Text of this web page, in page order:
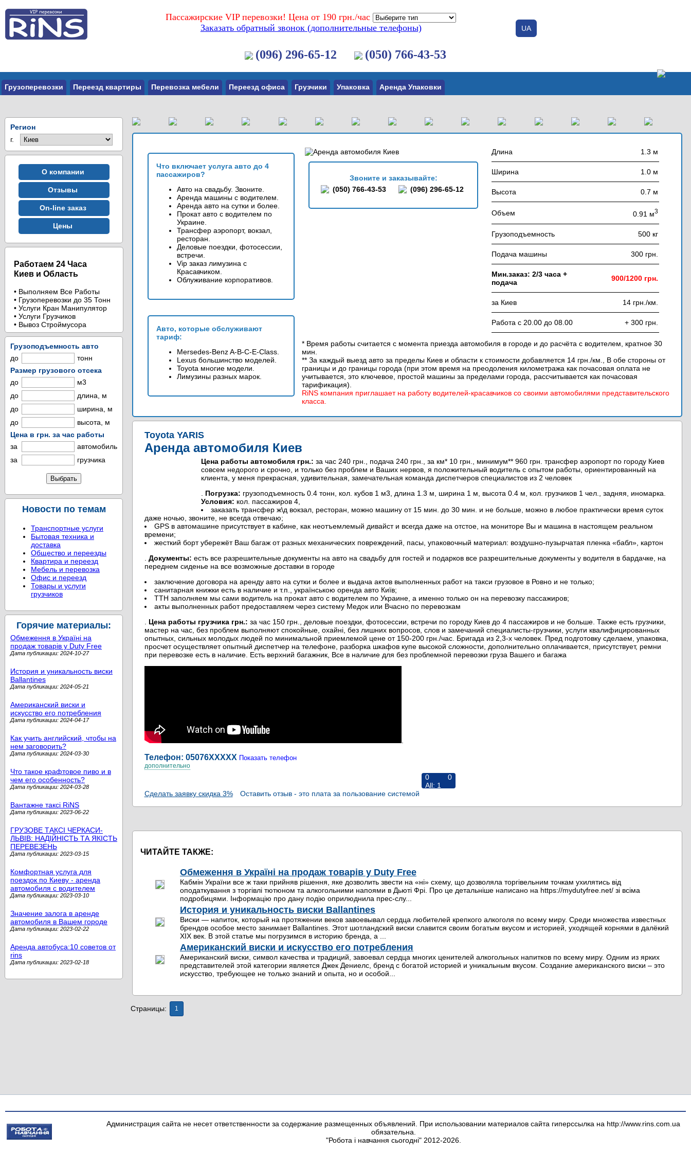
Пассажирские VIP перевозки! Цена от 190 грн./час
Заказать обратный звонок (дополнительные телефоны)
(096) 296-65-12 (050) 766-43-53
UA
Грузоперевозки Переезд квартиры Перевозка мебели Переезд офиса Грузчики Упаковка Аренда Упаковки
Регион
г.
О компании
Отзывы
On-line заказ
Цены
Работаем 24 Часа
Киев и Область
• Выполняем Все Работы
• Грузоперевозки до 35 Тонн
• Услуги Кран Манипулятор
• Услуги Грузчиков
• Вывоз Строймусора
Грузоподъемность авто
до
тонн
Размер грузового отсека
до
м3
до
длина, м
до
ширина, м
до
высота, м
Цена в грн. за час работы
за
автомобиль
за
грузчика
Новости по темам
Транспортные услуги
Бытовая техника и
доставка
Общество и переезды
Квартира и переезд
Мебель и перевозка
Офис и переезд
Товары и услуги
грузчиков
Горячие материалы:
Обмеження в Україні на
продаж товарів у Duty Free
Дата публикации: 2024-10-27
История и уникальность виски
Ballantines
Дата публикации: 2024-05-21
Американский виски и
искусство его потребления
Дата публикации: 2024-04-17
Как учить английский, чтобы на
нем заговорить?
Дата публикации: 2024-03-30
Что такое крафтовое пиво и в
чем его особенность?
Дата публикации: 2024-03-28
Вантажне таксі RiNS
Дата публикации: 2023-06-22
ГРУЗОВЕ ТАКСІ ЧЕРКАСИ-
ЛЬВІВ: НАДІЙНІСТЬ ТА ЯКІСТЬ
ПЕРЕВЕЗЕНЬ
Дата публикации: 2023-03-15
Комфортная услуга для
поездок по Киеву - аренда
автомобиля с водителем
Дата публикации: 2023-03-10
Значение залога в аренде
автомобиля в Вашем городе
Дата публикации: 2023-02-22
Аренда автобуса:10 советов от
rins
Дата публикации: 2023-02-18
Что включает услуга авто до 4
пассажиров?
Авто на свадьбу. Звоните.
Аренда машины с водителем.
Аренда авто на сутки и более.
Прокат авто с водителем по
Украине.
Трансфер аэропорт, вокзал,
ресторан.
Деловые поездки, фотосессии,
встречи.
Vip заказ лимузина с
Красавчиком.
Облуживание корпоративов.
Авто, которые обслуживают
тариф:
Mersedes-Benz A-B-C-E-Class.
Lexus большинство моделей.
Toyota многие модели.
Лимузины разных марок.
Звоните и заказывайте:
(050) 766-43-53
(096) 296-65-12
Длина 1.3 м
Ширина 1.0 м
Высота 0.7 м
Объем 0.91 м3
Грузоподъемность 500 кг
Подача машины 300 грн.
Мин.заказ: 2/3 часа +
подача
900/1200 грн.
за Киев 14 грн./км.
Работа с 20.00 до 08.00 + 300 грн.
* Время работы считается с момента приезда автомобиля в городе и до расчёта с водителем, кратное 30
мин.
** За каждый выезд авто за пределы Киев и области к стоимости добавляется 14 грн./км., В обе стороны от
границы и до границы города (при этом время на преодоления километража как почасовая оплата не
учитывается, это ключевое, простой машины за пределами города, рассчитывается как почасовая
тарификация).
RiNS компания приглашает на работу водителей-красавчиков со своими автомобилями представительского
класса.
Toyota YARIS
Аренда автомобиля Киев
Цена работы автомобиля грн.: за час 240 грн., подача 240 грн., за км* 10 грн., минимум** 960 грн. трансфер аэропорт по городу Киев
совсем недорого и срочно, и только без проблем и Ваших нервов, я положительный водитель с опытом работы, ориентированный на
клиента, у меня прекрасная, удивительная, замечательная команда диспетчеров специалистов из 2 человек
Погрузка: грузоподъемность 0.4 тонн, кол. кубов 1 м3, длина 1.3 м, ширина 1 м, высота 0.4 м, кол. грузчиков 1 чел., задняя, иномарка.
Условия: кол. пассажиров 4,
заказать трансфер ж\д вокзал, ресторан, можно машину от 15 мин. до 30 мин. и не больше, можно в любое практически время суток
даже ночью, звоните, не всегда отвечаю;
GPS в автомашине присутствует в кабине, как неотъемлемый дивайст и всегда даже на отстое, на мониторе Вы и машина в настоящем реальном
времени;
жесткий борт убережёт Ваш багаж от разных механических повреждений, пасы, упаковочный материал: воздушно-пузырчатая пленка «бабл», картон
Документы: есть все разрешительные документы на авто на свадьбу для гостей и подарков все разрешительные документы у водителя в бардачке, на
переднем сиденье на все возможные доставки в городе
заключение договора на аренду авто на сутки и более и выдача актов выполненных работ на такси грузовое в Ровно и не только;
санитарная книжки есть в наличие и т.п., українською оренда авто Київ;
ТТН заполняем мы сами водитель на прокат авто с водителем по Украине, а именно только он на перевозку пассажиров;
акты выполненных работ предоставляем через систему Медок или Вчасно по перевозкам
Цена работы грузчика грн.: за час 150 грн., деловые поездки, фотосессии, встречи по городу Киев до 4 пассажиров и не больше. Также есть грузчики,
мастер на час, без проблем выполняют спокойные, охайні, без лишних вопросов, слов и замечаний специалисты-грузчики, услуги квалифицированных
опытных, сильных молодых людей по минимальной приемлемой цене от 150-200 грн./час. Бригада из 2,3-х человек. Пред подготовку сделаем, упаковка,
просчет осуществляет опытный диспетчер на телефоне, разборка шкафов купе высокой сложности, дополнительно оплачивается, присутствует, ремни
при перевозке есть в наличие. Есть верхний багажник, Все в наличие для без проблемной перевозки груза Вашего и багажа
Телефон: 05076XXXXXПоказать телефон
дополнительно
Сделать заявку скидка 3% Оставить отзыв - это плата за пользование системой
0
0
All: 1
ЧИТАЙТЕ ТАКЖЕ:
Обмеження в Україні на продаж товарів у Duty Free
Кабмін України все ж таки прийняв рішення, яке дозволить звести на «ні» схему, що дозволяла торгівельним точкам ухилятись від
оподаткування з торгівлі тютюном та алкогольними напоями в Дьюті Фрі. Про це детальніше написано на https://mydutyfree.net/ зі всіма
подробицями. Інформацію про дану подію оприлюднила прес-слу...
История и уникальность виски Ballantines
Виски — напиток, который на протяжении веков завоевывал сердца любителей крепкого алкоголя по всему миру. Среди множества известных
брендов особое место занимает Ballantines. Этот шотландский виски славится своим богатым вкусом и историей, уходящей корнями в далёкий
XIX век. В этой статье мы погрузимся в историю бренда, а ...
Американский виски и искусство его потребления
Американский виски, символ качества и традиций, завоевал сердца многих ценителей алкогольных напитков по всему миру. Одним из ярких
представителей этой категории является Джек Дениелс, бренд с богатой историей и уникальным вкусом. Создание американского виски – это
искусство, требующее не только знаний и опыта, но и особой...
Страницы: 1
Администрация сайта не несет ответственности за содержание размещенных объявлений. При использовании материалов сайта гиперссылка на http://www.rins.com.ua
обязательна.
"Робота і навчання сьогодні" 2012-2026.